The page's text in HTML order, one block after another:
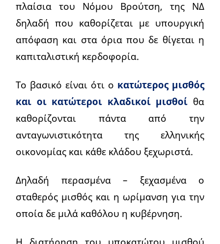
πλαίσια του Νόμου Βρούτση, της ΝΔ
δηλαδή που καθορίζεται με υπουργική
απόφαση και στα όρια που δε θίγεται η
καπιταλιστική κερδοφορία.
Το βασικό είναι ότι ο κατώτερος μισθός
και οι κατώτεροι κλαδικοί μισθοί θα
καθορίζονται πάντα από την
ανταγωνιστικότητα της ελληνικής
οικονομίας και κάθε κλάδου ξεχωριστά.
Δηλαδή περασμένα – ξεχασμένα ο
σταθερός μισθός και η ωρίμανση για την
οποία δε μιλά καθόλου η κυβέρνηση.